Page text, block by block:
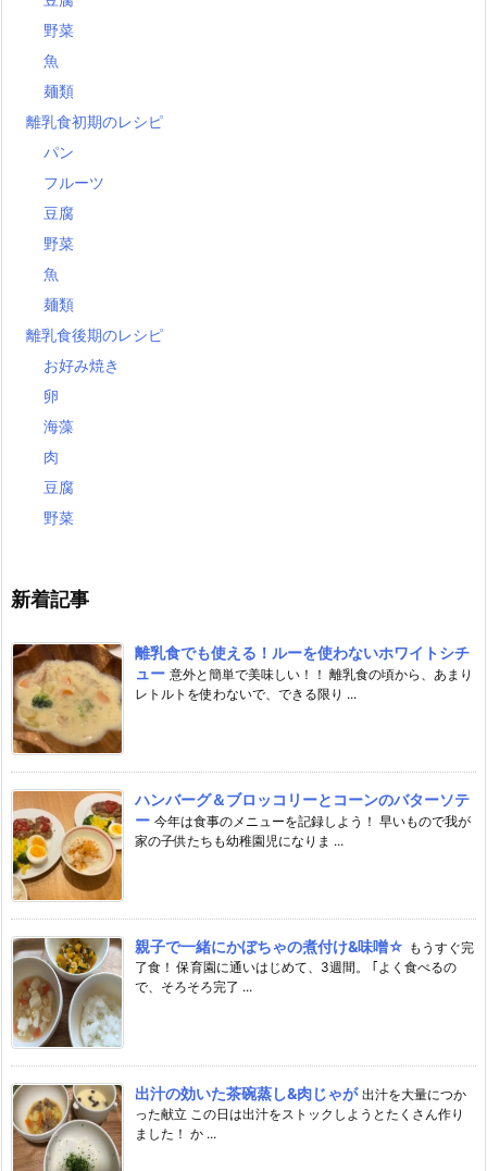
野菜
魚
麺類
離乳食初期のレシピ
パン
フルーツ
豆腐
野菜
魚
麺類
離乳食後期のレシピ
お好み焼き
卵
海藻
肉
豆腐
野菜
新着記事
離乳食でも使える！ルーを使わないホワイトシチ
ュー 意外と簡単で美味しい！！ 離乳食の頃から、あまり
レトルトを使わないで、できる限り ...
ハンバーグ＆ブロッコリーとコーンのバターソテ
ー 今年は食事のメニューを記録しよう！ 早いもので我が
家の子供たちも幼稚園児になりま ...
親子で一緒にかぼちゃの煮付け&味噌☆ もうすぐ完
了食！ 保育園に通いはじめて、3週間。 ｢よく食べるの
で、そろそろ完了 ...
出汁の効いた茶碗蒸し&肉じゃが 出汁を大量につか
った献立 この日は出汁をストックしようとたくさん作り
ました！ か ...